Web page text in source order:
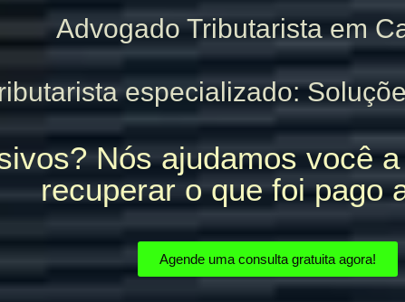
Advogado Tributarista em
especializado:
Nós ajudamos você
recuperar o que foi pago
Agende uma consulta gratuita agora!